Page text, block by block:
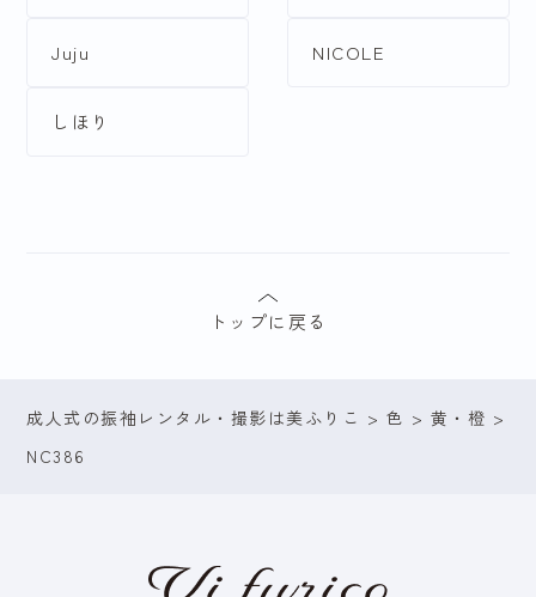
Juju NICOLE
しほり
トップに戻る
成人式の振袖レンタル・撮影は美ふりこ > 色 > 黄・橙 >
NC386